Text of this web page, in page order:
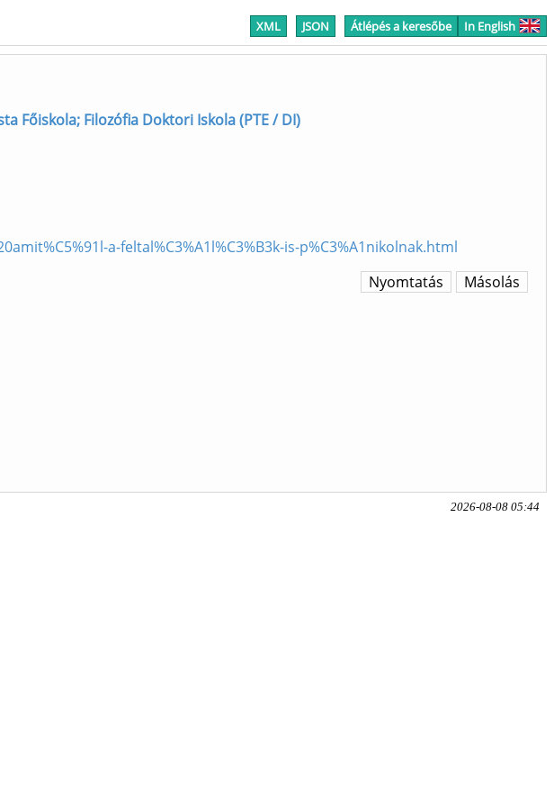
XML JSON Átlépés a keresőbe In English
Főiskola; Filozófia Doktori Iskola (PTE / DI)
a-feltal%C3%A1l%C3%B3k-is-p%C3%A1nikolnak.html
Másolás
Nyomtatás
2026-08-08 05:44